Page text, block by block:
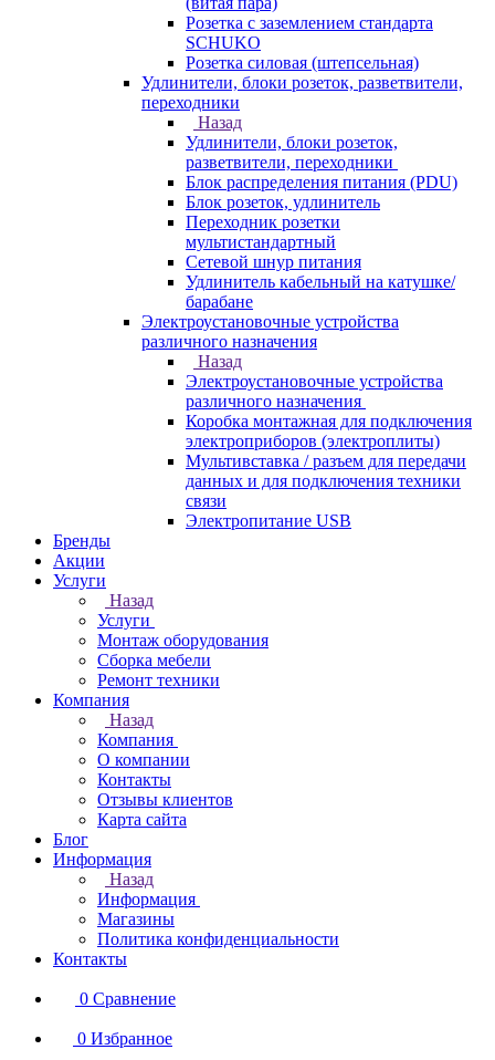
Розетка с заземлением стандарта
SCHUKO
Розетка силовая (штепсельная)
Удлинители, блоки розеток, разветвители,
переходники
Назад
Удлинители, блоки розеток,
разветвители, переходники
Блок распределения питания (PDU)
Блок розеток, удлинитель
Переходник розетки
мультистандартный
Сетевой шнур питания
Удлинитель кабельный на катушке/
барабане
Электроустановочные устройства
различного назначения
Назад
Электроустановочные устройства
различного назначения
Коробка монтажная для подключения
электроприборов (электроплиты)
Мультивставка / разъем для передачи
данных и для подключения техники
связи
Электропитание USB
Бренды
Акции
Услуги
Назад
Услуги
Монтаж оборудования
Сборка мебели
Ремонт техники
Компания
Назад
Компания
О компании
Контакты
Отзывы клиентов
Карта сайта
Блог
Информация
Назад
Информация
Магазины
Политика конфиденциальности
Контакты
0 Сравнение
0 Избранное